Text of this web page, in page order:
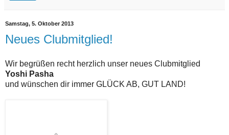
Samstag, 5. Oktober 2013
Neues Clubmitglied!
Wir begrüßen recht herzlich unser neues Clubmitglied
Yoshi Pasha
und wünschen dir immer GLÜCK AB, GUT LAND!